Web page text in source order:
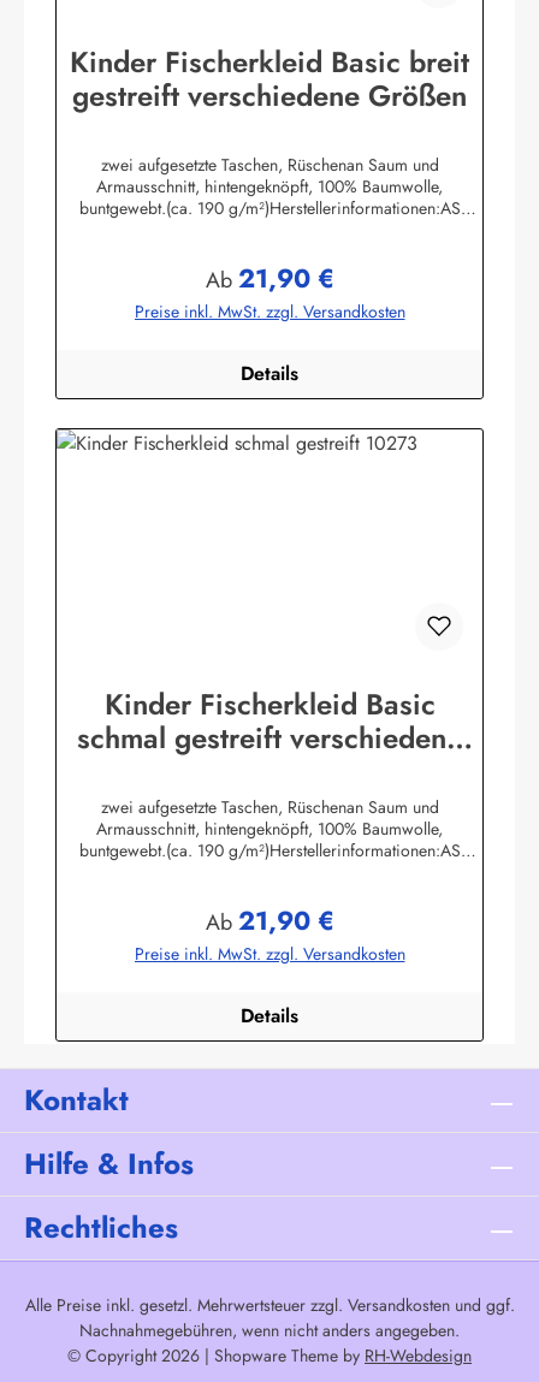
Kinder Fischerkleid Basic breit
gestreift verschiedene Größen
zwei aufgesetzte Taschen, Rüschenan Saum und
Armausschnitt, hintengeknöpft, 100% Baumwolle,
buntgewebt.(ca. 190 g/m²)Herstellerinformationen:AS
Regulärer Preis:
Ab21,90 €
Preise inkl. MwSt. zzgl. Versandkosten
Details
Kinder Fischerkleid Basic
schmal gestreift verschiedene
zwei aufgesetzte Taschen, Rüschenan Saum und
Armausschnitt, hintengeknöpft, 100% Baumwolle,
buntgewebt.(ca. 190 g/m²)Herstellerinformationen:AS
Regulärer Preis:
Ab21,90 €
Preise inkl. MwSt. zzgl. Versandkosten
Details
Kontakt
Hilfe & Infos
Rechtliches
Alle Preise inkl. gesetzl. Mehrwertsteuer zzgl. Versandkostenund ggf.
Nachnahmegebühren, wenn nicht anders angegeben.
© Copyright 2026 | Shopware Theme by RH-Webdesign